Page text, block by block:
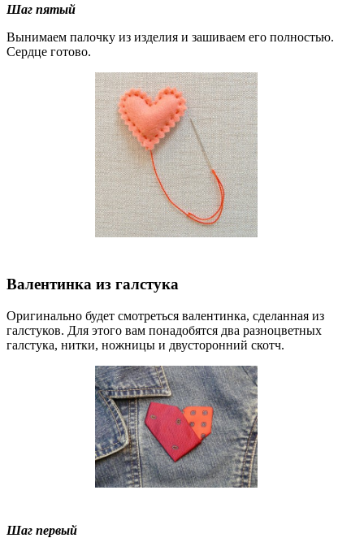
Шаг пятый
Вынимаем палочку из изделия и зашиваем его полностью.
Сердце готово.
Валентинка из галстука
Оригинально будет смотреться валентинка, сделанная из
галстуков. Для этого вам понадобятся два разноцветных
галстука, нитки, ножницы и двусторонний скотч.
Шаг первый